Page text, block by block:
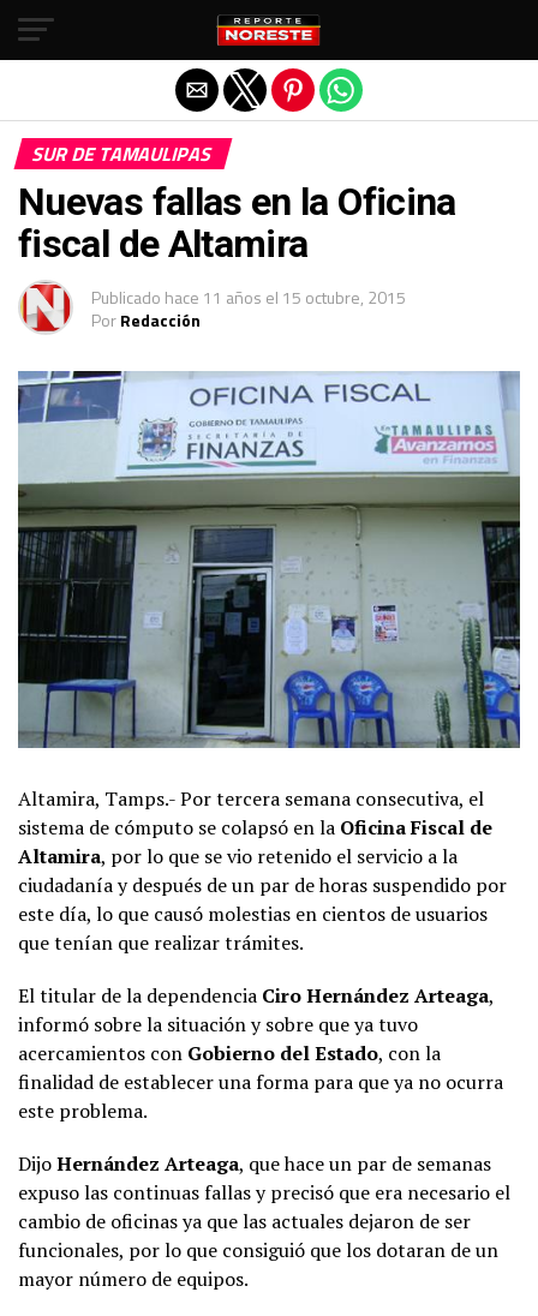
SUR DE TAMAULIPAS
Nuevas fallas en la Oficina
fiscal de Altamira
Publicado hace 11 años el 15 octubre, 2015
PorRedacción
Altamira, Tamps.- Por tercera semana consecutiva, el
sistema de cómputo se colapsó en la Oficina Fiscal de
Altamira, por lo que se vio retenido el servicio a la
ciudadanía y después de un par de horas suspendido por
este día, lo que causó molestias en cientos de usuarios
que tenían que realizar trámites.
El titular de la dependencia Ciro Hernández Arteaga,
informó sobre la situación y sobre que ya tuvo
acercamientos con Gobierno del Estado, con la
finalidad de establecer una forma para que ya no ocurra
este problema.
DijoHernández Arteaga, que hace un par de semanas
expuso las continuas fallas y precisó que era necesario el
cambio de oficinas ya que las actuales dejaron de ser
funcionales, por lo que consiguió que los dotaran de un
mayor número de equipos.
Salir de la versión móvil